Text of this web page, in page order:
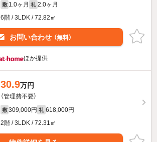
敷 1.0ヶ月 礼 2.0ヶ月
6階 / 3LDK / 72.82㎡
お問い合わせ （無料）
ほか提供
30.9万円
（管理費不要）
敷 309,000円 礼 618,000円
2階 / 3LDK / 72.31㎡